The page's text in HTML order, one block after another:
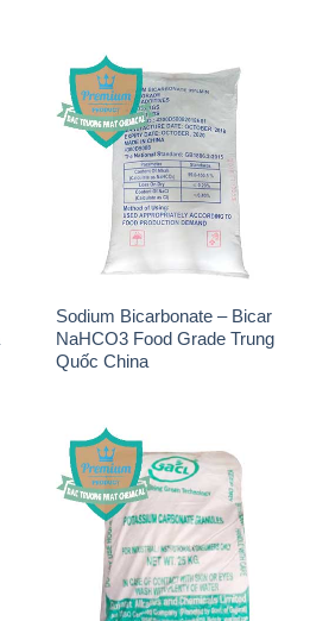
Sodium Bicarbonate – Bicar
NaHCO3 Food Grade Trung
Quốc China